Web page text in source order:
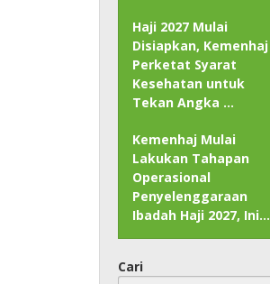
Haji 2027 Mulai
Disiapkan, Kemenhaj
Perketat Syarat
Kesehatan untuk
Tekan Angka …
Kemenhaj Mulai
Lakukan Tahapan
Operasional
Penyelenggaraan
Ibadah Haji 2027, Ini…
Cari